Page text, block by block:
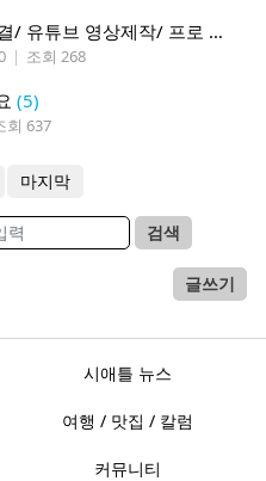
웹사이트 제작/ 컴퓨터 문제해결/ 유튜브 영상제작/ 프로 사진촬영
| 조회 268
(5)
회 637
마지막
검색
글쓰기
시애틀 뉴스
여행 / 맛집 / 칼럼
커뮤니티